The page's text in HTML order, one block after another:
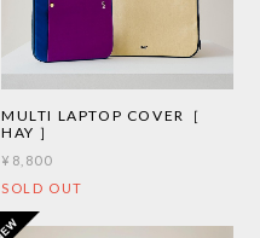
MULTI LAPTOP COVER［
HAY ］
¥8,800
SOLD OUT